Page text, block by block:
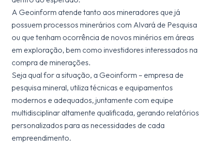
A Geoinform atende tanto aos mineradores que já
possuem processos minerários com Alvará de Pesquisa
ou que tenham ocorrência de novos minérios em áreas
em exploração, bem como investidores interessados na
compra de minerações.
Seja qual for a situação, a Geoinform – empresa de
pesquisa mineral, utiliza técnicas e equipamentos
modernos e adequados, juntamente com equipe
multidisciplinar altamente qualificada, gerando relatórios
personalizados para as necessidades de cada
empreendimento.